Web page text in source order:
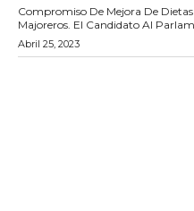
Compromiso De Mejora De
Majoreros. El Candidato Al
Abril 25, 2023